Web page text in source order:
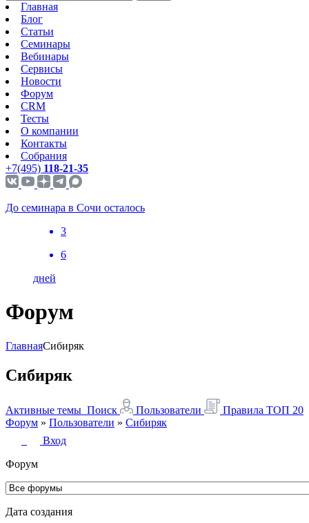
Главная
Блог
Статьи
Семинары
Вебинары
Сервисы
Новости
Форум
CRM
Тесты
О компании
Контакты
Собрания
+7(495) 118-21-35
До семинара в Сочи осталось
3
6
дней
Форум
ГлавнаяСибиряк
Сибиряк
Активные темы Поиск Пользователи Правила ТОП 20
Форум » Пользователи » Сибиряк
Вход
Форум
Дата создания